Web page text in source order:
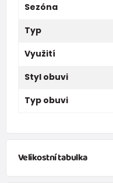
Sezóna
Typ
Využití
Styl obuvi
Typ obuvi
Velikostní tabulka